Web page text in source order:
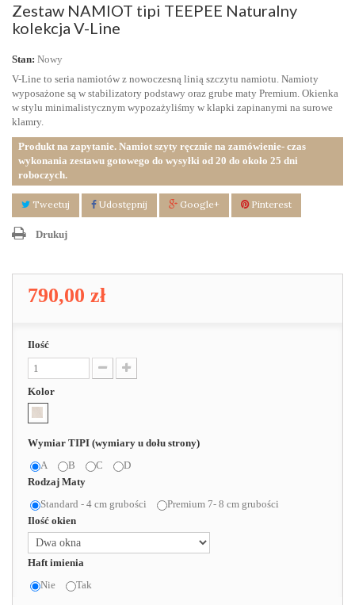
Zestaw NAMIOT tipi TEEPEE Naturalny
kolekcja V-Line
Stan: Nowy
V-Line to seria namiotów z nowoczesną linią szczytu namiotu. Namioty
wyposażone są w stabilizatory podstawy oraz grube maty Premium. Okienka
w stylu minimalistycznym wypozażyliśmy w klapki zapinanymi na surowe
klamry.
Produkt na zapytanie. Namiot szyty ręcznie na zamówienie- czas
wykonania zestawu gotowego do wysyłki od 20 do około 25 dni
roboczych.
Tweetuj Udostępnij Google+ Pinterest
Drukuj
790,00 zł
Ilość
Kolor
Wymiar TIPI (wymiary u dołu strony)
A
B C
D
Rodzaj Maty
Standard - 4 cm grubości
Premium 7- 8 cm grubości
Ilość okien
Haft imienia
Nie
Tak